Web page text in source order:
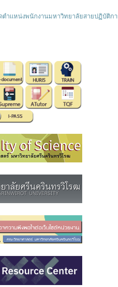
ำเเหน่งพนักงานมหาวิทยาลัยสายปฏิบัติก